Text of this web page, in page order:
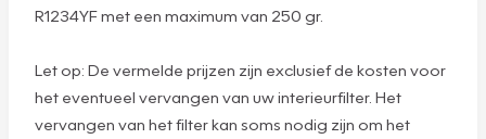
R1234YF met een maximum van 250 gr.
Let op: De vermelde prijzen zijn exclusief de kosten voor
het eventueel vervangen van uw interieurfilter. Het
vervangen van het filter kan soms nodig zijn om het